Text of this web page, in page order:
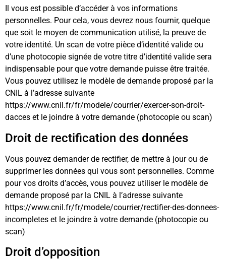
Il vous est possible d’accéder à vos informations
personnelles. Pour cela, vous devrez nous fournir, quelque
que soit le moyen de communication utilisé, la preuve de
votre identité. Un scan de votre pièce d’identité valide ou
d’une photocopie signée de votre titre d’identité valide sera
indispensable pour que votre demande puisse être traitée.
Vous pouvez utilisez le modèle de demande proposé par la
CNIL à l’adresse suivante
https://www.cnil.fr/fr/modele/courrier/exercer-son-droit-
dacces et le joindre à votre demande (photocopie ou scan)
Droit de rectification des données
Vous pouvez demander de rectifier, de mettre à jour ou de
supprimer les données qui vous sont personnelles. Comme
pour vos droits d’accès, vous pouvez utiliser le modèle de
demande proposé par la CNIL à l’adresse suivante
https://www.cnil.fr/fr/modele/courrier/rectifier-des-donnees-
incompletes et le joindre à votre demande (photocopie ou
scan)
Droit d’opposition